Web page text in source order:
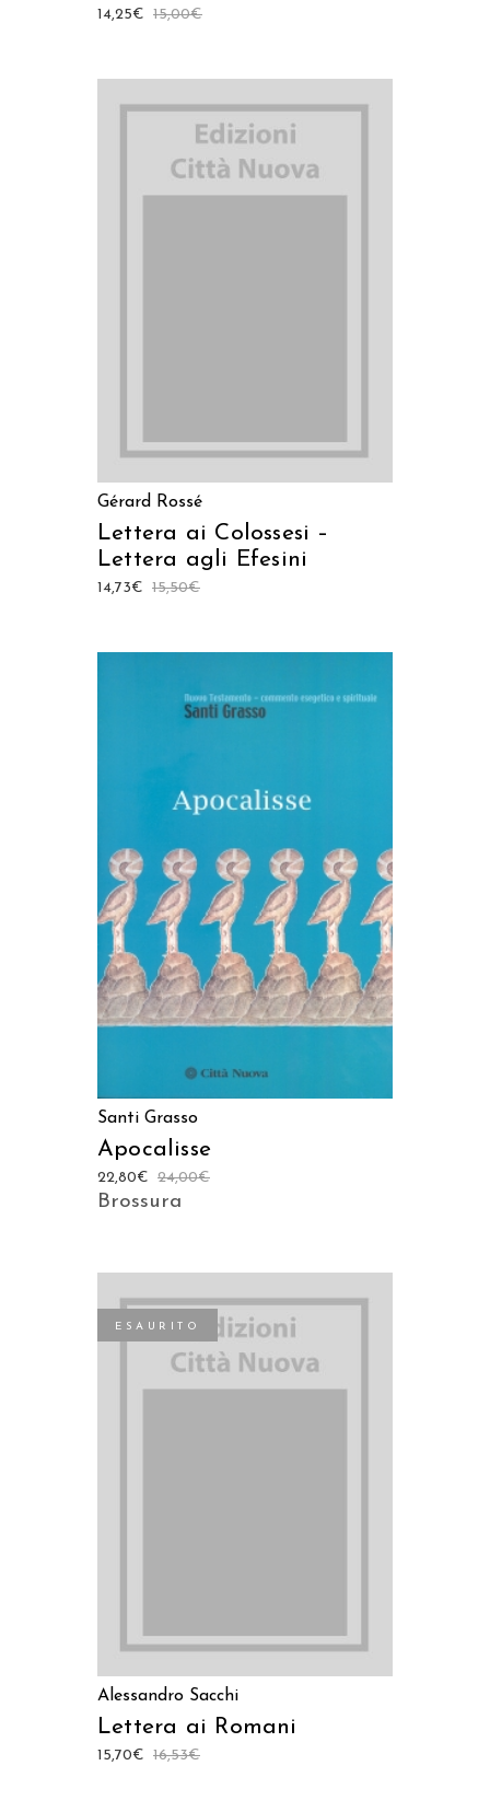
15,00€
14,25€
Gérard Rossé
Lettera ai Colossesi –
Lettera agli Efesini
15,50€
14,73€
AGGIUNGI AL CARRELLO
Santi Grasso
Apocalisse
24,00€
22,80€
Brossura
ESAURITO
Alessandro Sacchi
Lettera ai Romani
16,53€
15,70€